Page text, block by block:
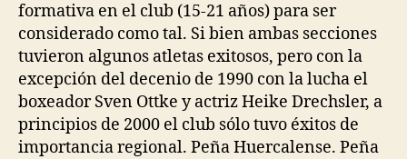
formativa en el club (15-21 años) para ser
considerado como tal. Si bien ambas secciones
tuvieron algunos atletas exitosos, pero con la
excepción del decenio de 1990 con la lucha el
boxeador Sven Ottke y actriz Heike Drechsler, a
principios de 2000 el club sólo tuvo éxitos de
importancia regional. Peña Huercalense. Peña